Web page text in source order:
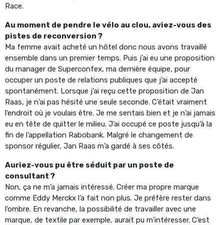
Race.
Au moment de pendre le vélo au clou, aviez-vous des
pistes de reconversion ?
Ma femme avait acheté un hôtel donc nous avons travaillé
ensemble dans un premier temps. Puis j’ai eu une proposition
du manager de Superconfex, ma dernière équipe, pour
occuper un poste de relations publiques que j’ai accepté
spontanément. Lorsque j’ai reçu cette proposition de Jan
Raas, je n’ai pas hésité une seule seconde. C’était vraiment
l’endroit où je voulais être. Je me sentais bien et je n’ai jamais
eu en tête de quitter le milieu. J’ai occupé ce poste jusqu’à la
fin de l’appellation Rabobank. Malgré le changement de
sponsor régulier, Jan Raas m’a gardé à ses côtés.
Auriez-vous pu être séduit par un poste de
consultant ?
Non, ça ne m’a jamais intéressé. Créer ma propre marque
comme Eddy Merckx l’a fait non plus. Je préfère rester dans
l’ombre. En revanche, la possibilité de travailler avec une
marque, de textile par exemple, aurait pu m’intéresser. C’est